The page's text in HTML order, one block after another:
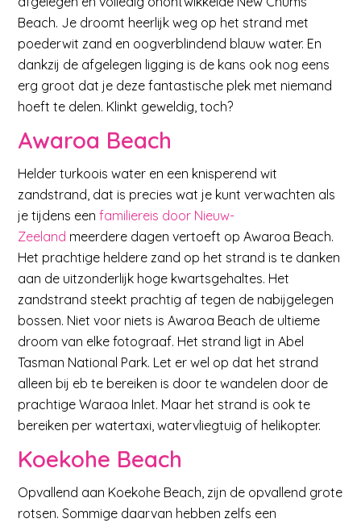
Beach. Je droomt heerlijk weg op het strand met
poederwit zand en oogverblindend blauw water. En
dankzij de afgelegen ligging is de kans ook nog eens
erg groot dat je deze fantastische plek met niemand
hoeft te delen. Klinkt geweldig, toch?
Awaroa Beach
Helder turkoois water en een knisperend wit
zandstrand, dat is precies wat je kunt verwachten als
je tijdens eenfamiliereis door Nieuw-
Zeeland meerdere dagen vertoeft op Awaroa Beach.
Het prachtige heldere zand op het strand is te danken
aan de uitzonderlijk hoge kwartsgehaltes. Het
zandstrand steekt prachtig af tegen de nabijgelegen
bossen. Niet voor niets is Awaroa Beach de ultieme
droom van elke fotograaf. Het strand ligt in Abel
Tasman National Park. Let er wel op dat het strand
alleen bij eb te bereiken is door te wandelen door de
prachtige Waraoa Inlet. Maar het strand is ook te
bereiken per watertaxi, watervliegtuig of helikopter.
Koekohe Beach
Opvallend aan Koekohe Beach, zijn de opvallend grote
rotsen. Sommige daarvan hebben zelfs een